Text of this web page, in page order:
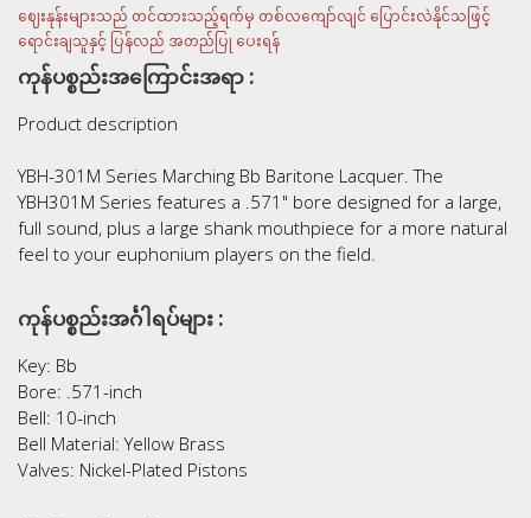
ဈေးနုန်းများသည် တင်ထားသည့်ရက်မှ တစ်လကျော်လျင် ပြောင်းလဲနိုင်သဖြင့်
ရောင်းချသူနှင့် ပြန်လည် အတည်ပြု ပေးရန်
ကုန်ပစ္စည်းအကြောင်းအရာ :
Product description
YBH-301M Series Marching Bb Baritone Lacquer. The
YBH301M Series features a .571" bore designed for a large,
full sound, plus a large shank mouthpiece for a more natural
feel to your euphonium players on the field.
ကုန်ပစ္စည်းအင်္ဂါရပ်များ :
Key: Bb
Bore: .571-inch
Bell: 10-inch
Bell Material: Yellow Brass
Valves: Nickel-Plated Pistons